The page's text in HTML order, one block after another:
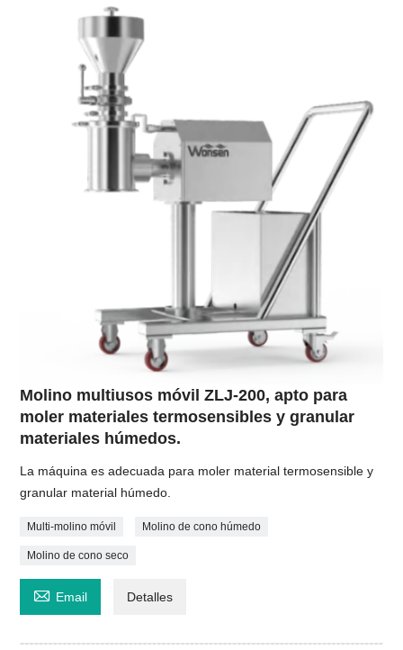
Molino multiusos móvil ZLJ-200, apto para
moler materiales termosensibles y granular
materiales húmedos.
La máquina es adecuada para moler material termosensible y
granular material húmedo.
Multi-molino móvil Molino de cono húmedo
Molino de cono seco
 Email Detalles